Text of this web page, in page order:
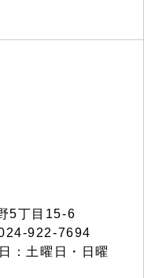
5丁目15-6
922-7694
：土曜日・日曜